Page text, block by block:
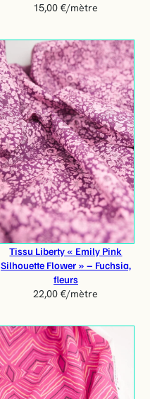
15,00€/mètre
Tissu Liberty « Emily Pink
Silhouette Flower » – Fuchsia,
fleurs
22,00€/mètre